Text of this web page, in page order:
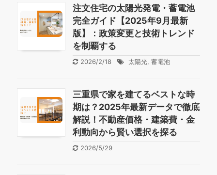
注文住宅の太陽光発電・蓄電池
完全ガイド【2025年9月最新
版】：政策変更と技術トレンド
を制覇する
2026/2/18 太陽光, 蓄電池
三重県で家を建てるベストな時
期は？2025年最新データで徹底
解説！不動産価格・建築費・金
利動向から賢い選択を探る
2026/5/29